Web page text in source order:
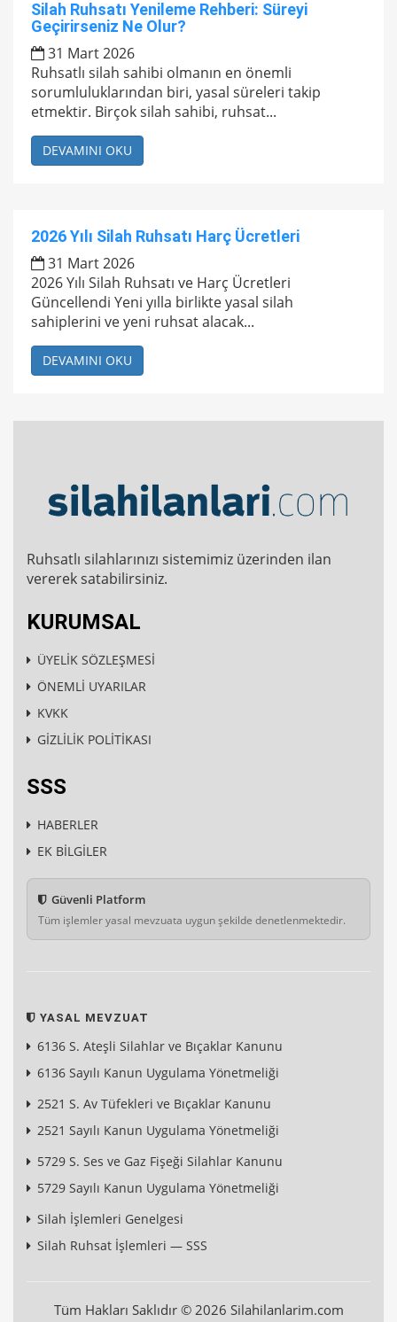
Silah Ruhsatı Yenileme Rehberi: Süreyi
Geçirirseniz Ne Olur?
31 Mart 2026
Ruhsatlı silah sahibi olmanın en önemli
sorumluluklarından biri, yasal süreleri takip
etmektir. Birçok silah sahibi, ruhsat...
DEVAMINI OKU
2026 Yılı Silah Ruhsatı Harç Ücretleri
31 Mart 2026
2026 Yılı Silah Ruhsatı ve Harç Ücretleri
Güncellendi Yeni yılla birlikte yasal silah
sahiplerini ve yeni ruhsat alacak...
DEVAMINI OKU
Ruhsatlı silahlarınızı sistemimiz üzerinden ilan
vererek satabilirsiniz.
KURUMSAL
ÜYELİK SÖZLEŞMESİ
ÖNEMLİ UYARILAR
KVKK
GİZLİLİK POLİTİKASI
SSS
HABERLER
EK BİLGİLER
Güvenli Platform
Tüm işlemler yasal mevzuata uygun şekilde denetlenmektedir.
YASAL MEVZUAT
6136 S. Ateşli Silahlar ve Bıçaklar Kanunu
6136 Sayılı Kanun Uygulama Yönetmeliği
2521 S. Av Tüfekleri ve Bıçaklar Kanunu
2521 Sayılı Kanun Uygulama Yönetmeliği
5729 S. Ses ve Gaz Fişeği Silahlar Kanunu
5729 Sayılı Kanun Uygulama Yönetmeliği
Silah İşlemleri Genelgesi
Silah Ruhsat İşlemleri — SSS
Tüm Hakları Saklıdır © 2026 Silahilanlarim.com